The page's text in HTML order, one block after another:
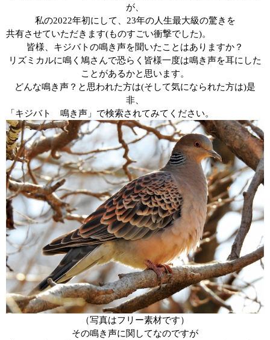
が、
私の2022年初にして、 23年の人生最大級の驚きを
共有させていただきます(ものすごい衝撃でした)。
皆様、キジバトの鳴き声を聞いたことはありますか？
リズミカルに鳴く鳩さんで恐らく皆様一度は鳴き声を耳にした
ことがあるかと思います。
どんな鳴き声？と思われた方は(そして気になられた方は)是
非、
「キジバト 鳴き声」で検索されてみてください。
（写真はフリー素材です）
その鳴き声に関してなのですが